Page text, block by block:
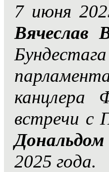
7 июня
Вячеслав
канцлера
встречи с
2025 года.